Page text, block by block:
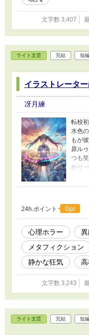
文字数 3,407
ライト文芸 完結 短
イラストレータ
冴月練
転校
水色
もが
原ル
つも
かり
常は
の“過
ョン
冗談
品】
24h.ポイント 0pt
心理ホラー
メタフィクション
静かな狂気
文字数 3,243
ライト文芸 完結 短